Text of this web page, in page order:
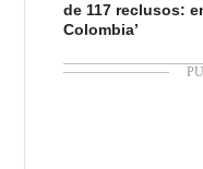
de 117 reclusos:
Colombia’